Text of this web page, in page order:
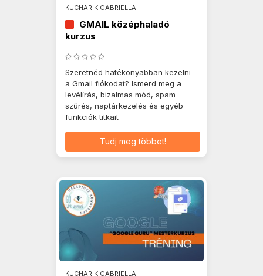
KUCHARIK GABRIELLA
GMAIL középhaladó
kurzus
Szeretnéd hatékonyabban kezelni
a Gmail fiókodat? Ismerd meg a
levélírás, bizalmas mód, spam
szűrés, naptárkezelés és egyéb
funkciók titkait
Tudj meg többet!
KUCHARIK GABRIELLA